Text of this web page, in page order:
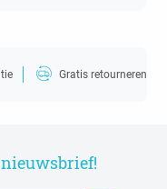
Gratis retourneren